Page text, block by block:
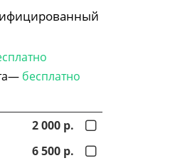
бесплатно
2 000 р.
6 500 р.